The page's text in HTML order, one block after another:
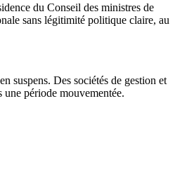
du Conseil des ministres de
sans légitimité politique claire, au
suspens. Des sociétés de gestion et
période mouvementée.